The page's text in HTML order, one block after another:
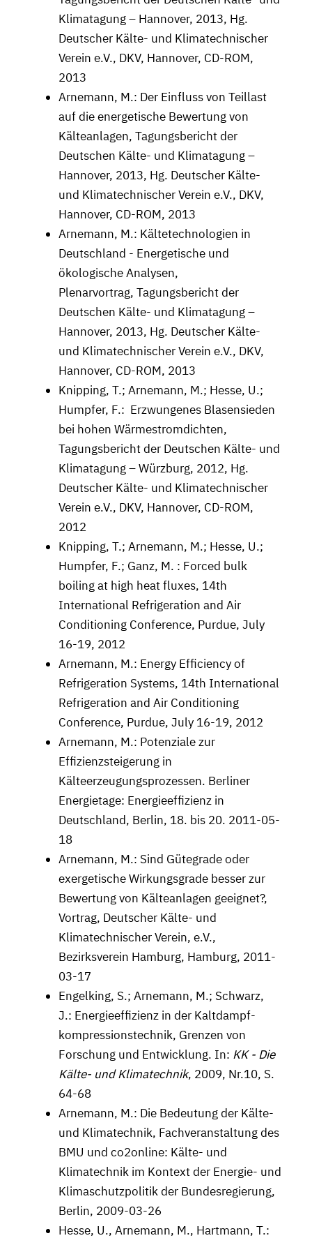
Klimatagung – Hannover, 2013, Hg.
Deutscher Kälte- und Klimatechnischer
Verein e.V., DKV, Hannover, CD-ROM,
2013
Arnemann, M.: Der Einfluss von Teillast
auf die energetische Bewertung von
Kälteanlagen, Tagungsbericht der
Deutschen Kälte- und Klimatagung –
Hannover, 2013, Hg. Deutscher Kälte-
und Klimatechnischer Verein e.V., DKV,
Hannover, CD-ROM, 2013
Arnemann, M.: Kältetechnologien in
Deutschland - Energetische und
ökologische Analysen,
Plenarvortrag, Tagungsbericht der
Deutschen Kälte- und Klimatagung –
Hannover, 2013, Hg. Deutscher Kälte-
und Klimatechnischer Verein e.V., DKV,
Hannover, CD-ROM, 2013
Knipping, T.; Arnemann, M.; Hesse, U.;
Humpfer, F.: Erzwungenes Blasensieden
bei hohen Wärmestromdichten,
Tagungsbericht der Deutschen Kälte- und
Klimatagung – Würzburg, 2012, Hg.
Deutscher Kälte- und Klimatechnischer
Verein e.V., DKV, Hannover, CD-ROM,
2012
Knipping, T.; Arnemann, M.; Hesse, U.;
Humpfer, F.; Ganz, M. : Forced bulk
boiling at high heat fluxes, 14th
International Refrigeration and Air
Conditioning Conference, Purdue, July
16-19, 2012
Arnemann, M.: Energy Efficiency of
Refrigeration Systems, 14th International
Refrigeration and Air Conditioning
Conference, Purdue, July 16-19, 2012
Arnemann, M.: Potenziale zur
Effizienzsteigerung in
Kälteerzeugungsprozessen. Berliner
Energietage: Energieeffizienz in
Deutschland, Berlin, 18. bis 20. 2011-05-
18
Arnemann, M.: Sind Gütegrade oder
exergetische Wirkungsgrade besser zur
Bewertung von Kälteanlagen geeignet?,
Vortrag, Deutscher Kälte- und
Klimatechnischer Verein, e.V.,
Bezirksverein Hamburg, Hamburg, 2011-
03-17
Engelking, S.; Arnemann, M.; Schwarz,
J.: Energieeffizienz in der Kaltdampf­
kompressions­technik, Grenzen von
Forschung und Entwicklung. In: KK - Die
Kälte- und Klimatechnik, 2009, Nr.10, S.
64-68
Arnemann, M.: Die Bedeutung der Kälte-
und Klimatechnik, Fachveranstaltung des
BMU und co2online: Kälte- und
Klimatechnik im Kontext der Energie- und
Klimaschutzpolitik der Bundesregierung,
Berlin, 2009-03-26
Hesse, U., Arnemann, M., Hartmann, T.: